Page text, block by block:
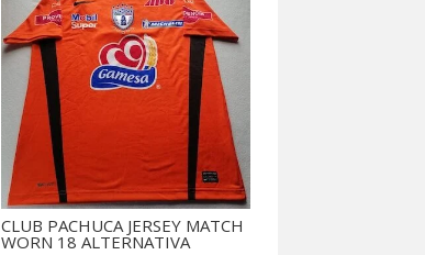
CLUB PACHUCA JERSEY MATCH
WORN 18 ALTERNATIVA